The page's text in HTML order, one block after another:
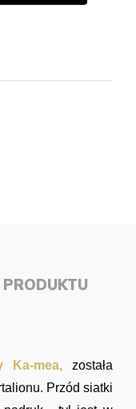
PRODUKTU
Ka-mea, została
Przód siatki